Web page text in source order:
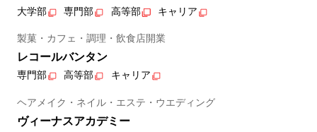
大学部 専門部 高等部 キャリア
製菓・カフェ・調理・飲食店開業
レコールバンタン
専門部 高等部 キャリア
ヘアメイク・ネイル・エステ・ウエディング
ヴィーナスアカデミー